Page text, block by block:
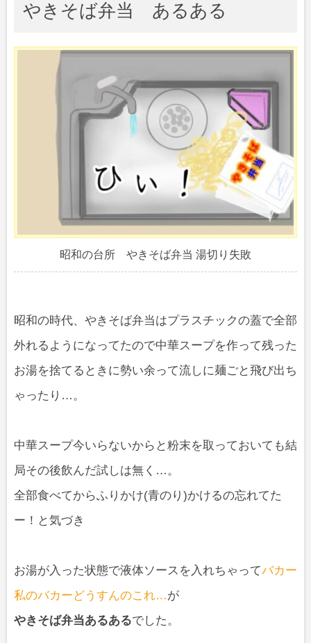
やきそば弁当 あるある
昭和の台所 やきそば弁当 湯切り失敗
昭和の時代、やきそば弁当はプラスチックの蓋で全部
外れるようになってたので中華スープを作って残った
お湯を捨てるときに勢い余って流しに麺ごと飛び出ち
ゃったり…。
中華スープ今いらないからと粉末を取っておいても結
局その後飲んだ試しは無く…。
全部食べてからふりかけ(青のり)かけるの忘れてた
ー！と気づき
お湯が入った状態で液体ソースを入れちゃってバカー
私のバカーどうすんのこれ…が
やきそば弁当あるあるでした。